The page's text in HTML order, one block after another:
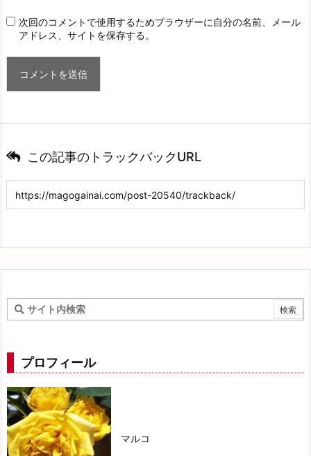
次回のコメントで使用するためブラウザーに自分の名前、メール
アドレス、サイトを保存する。
この記事のトラックバックURL
プロフィール
マルコ